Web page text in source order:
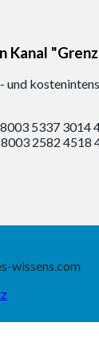
Kanal
und
5337 3014
2582 4518
wissens.com